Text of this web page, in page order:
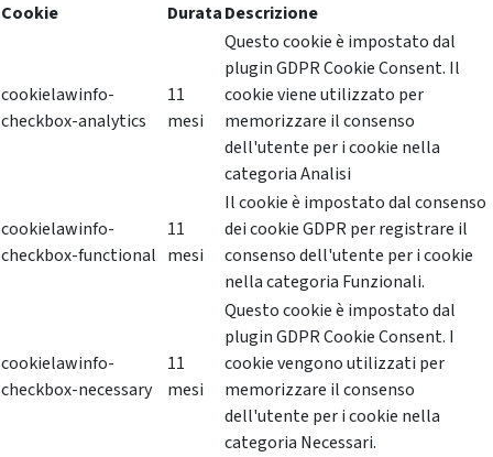
Cookie
DurataDescrizione
cookielawinfo-
checkbox-analytics
11
mesi
Questo cookie è impostato dal
plugin GDPR Cookie Consent. Il
cookie viene utilizzato per
memorizzare il consenso
dell'utente per i cookie nella
categoria Analisi
cookielawinfo-
checkbox-functional
11
mesi
Il cookie è impostato dal consenso
dei cookie GDPR per registrare il
consenso dell'utente per i cookie
nella categoria Funzionali.
cookielawinfo-
checkbox-necessary
11
mesi
Questo cookie è impostato dal
plugin GDPR Cookie Consent. I
cookie vengono utilizzati per
memorizzare il consenso
dell'utente per i cookie nella
categoria Necessari.